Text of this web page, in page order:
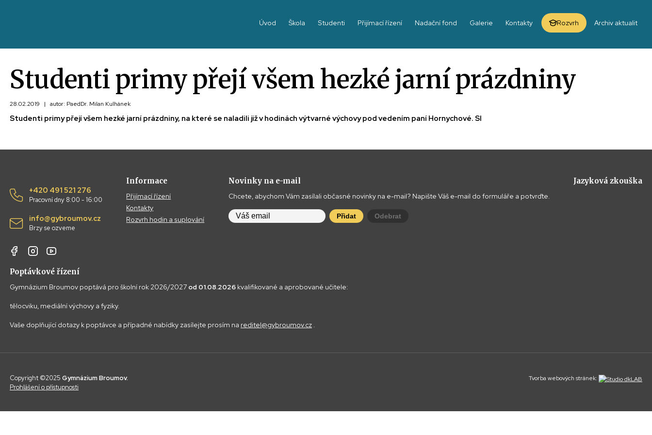
Úvod Škola Studenti Přijímací řízení Nadační fond Galerie Kontakty Rozvrh Archiv aktualit
Studenti primy přejí všem hezké jarní prázdniny
28.02.2019 | autor: PaedDr. Milan Kulhánek
Studenti primy přejí všem hezké jarní prázdniny, na které se naladili již v hodinách výtvarné výchovy pod vedením paní Hornychové. Sl
+420 491 521 276
Pracovní dny 8:00 - 16:00
info@gybroumov.cz
Brzy se ozveme
Informace
Přijímací řízení
Kontakty
Rozvrh hodin a suplování
Novinky na e-mail
Chcete, abychom Vám zasílali občasné novinky na e-mail? Napište Váš e-mail do formuláře a potvrďte.
Přidat Odebrat
Jazyková zkouška
Poptávkové řízení
Gymnázium Broumov poptává pro školní rok 2026/2027 od 01.08.2026 kvalifikované a aprobované učitele:
tělocviku, mediální výchovy a fyziky.
Vaše doplňující dotazy k poptávce a případné nabídky zasílejte prosím na reditel@gybroumov.cz .
Tvorba webových stránek:
Copyright ©2025 Gymnázium Broumov.
Prohlášení o přístupnosti